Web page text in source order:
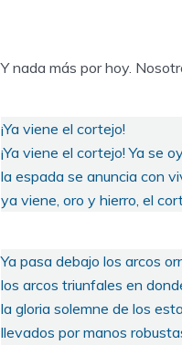
Y nada más por hoy.
¡Ya viene el cortejo!
¡Ya viene el cortejo! Ya se
la espada se anuncia con
ya viene, oro y hierro, el
Ya pasa debajo los arcos
los arcos triunfales en
la gloria solemne de los
llevados por manos